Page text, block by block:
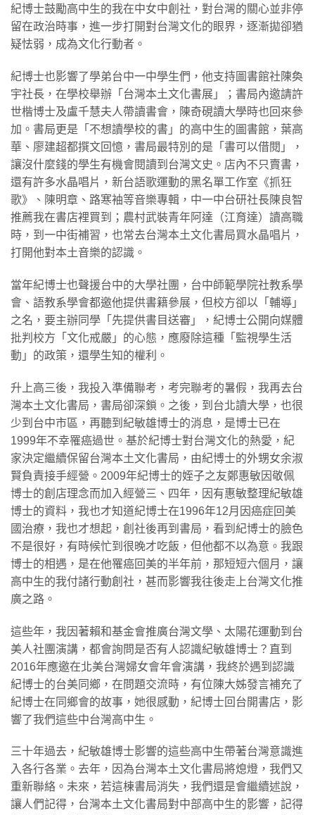
紀博士鼓勵高中生的我在中女中創社，對台灣的關心並非停
留在政治時事，進一步打開對台灣文化的眼界，逐漸拋卻猶
疑怯弱，成為文化行動者。
紀博士也影響了學弟台中一中學生們，他支持圖書館社陳奐
宇社長，在學校舉辦「台灣本土文化書展」；書局內邀請許
世楷博士及盧千慧夫人帶讀書會，陳奇硯讀大學時也回來參
加。書局更是「不想讀學校的書」的高中生的圖書館，葉高
華、廖建超都撰文回憶，書局最特別的是「書可以借閱」，
讓沒什麼錢的學生有機會閱讀到台灣文史。店內不只賣書，
還有許多水晶唱片，新台語歌運動的黑名單工作室《抓狂
歌》、陳明章、路寒袖等音樂專輯，中一中台研社長陳良智
推薦我在書店裡買到；農村武裝青年阿達（江育達）讀高職
時，到一中街補習，也常去台灣本土文化書局買水晶唱片，
打開他對本土音樂的認識。
當年紀博士也聲援台中的大學社團，台中師範學院社教系學
會、語教系學會都邀他提供書籍參展，但校方卻以「輔導」
之名，要主辦同學「先提供書目送審」，紀博士公開向媒體
批判校方「文化戒嚴」的心態，應廢除這種「監視學生活
動」的政策，還學生知的權利。
升上高三後，我投入準備聯考，考完聯考的暑假，我再去台
灣本土文化書局，書局卻深鎖。之後，到台北讀大學，也很
少到台中市區，再聽到紀敏雄博士的消息，是博士已在
1999年不幸罹癌過世。基於紀博士對台灣文化的熱愛，紀
家決定繼續保留台灣本土文化書局，由紀博士的外甥女余淑
賢負責接手經營。2009年紀博士的姪子之友鄭惠敏因敬佩
博士的創店理念而加入經營三、四年，因有惠敏整理紀敏雄
博士的資料，我也才知道紀博士在1996年12月因癌症回美
國治療，我也才想起，創社後再到書局，看到紀博士的臉色
不是很好，有時候忙到很晚才吃飯，但他都不以為意。我跟
博士的相遇，是在他罹癌回美的半年前，那短短六個月，讓
高中生的我付諸行動創社，甚而影響我往後走上台灣文化推
廣之路。
這些年，我因著賴和基金會推廣台灣文學、太陽花運動到台
美人社團演講，都會詢問是否有人認識紀敏雄博士？直到
2016年應邀在北美台灣婦女會年會演講，我終於遇到認識
紀博士的台美同鄉，在問題交流時，有位陳大姊發言補充了
紀博士在同鄉會的故事，她很感動，紀博士回台開書店，影
響了我們這些中台灣高中生。
三十年過去，紀敏雄博士影響的這些高中生帶著台灣意識進
入各行各業。去年，因為台灣本土文化書局將熄燈，我們又
重新聯絡。未來，若這棟書局消失，我們還是會繼續述說，
讓人們記得，台灣本土文化書局對中部高中生的影響，記得